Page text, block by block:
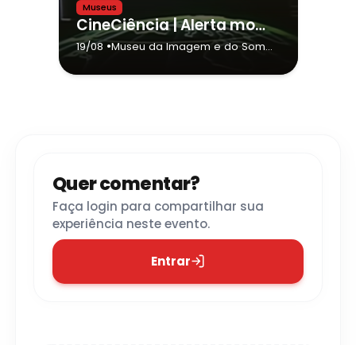
Museus
CineCiência | Alerta mortal
19/08•Museu da Imagem e do Som
Quer comentar?
Faça login para compartilhar sua
experiência neste evento.
Entrar